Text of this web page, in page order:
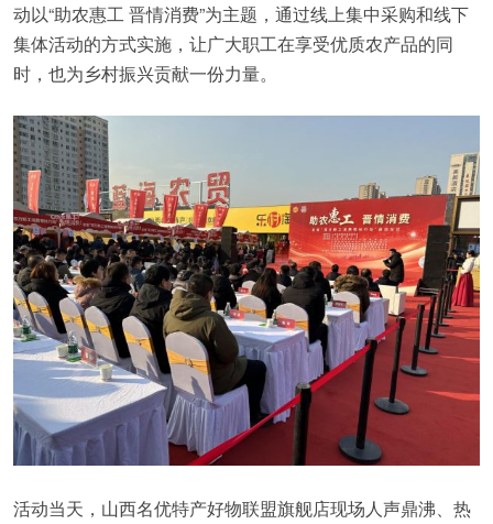
动以“助农惠工 晋情消费”为主题，通过线上集中采购和线下
集体活动的方式实施，让广大职工在享受优质农产品的同
时，也为乡村振兴贡献一份力量。
活动当天，山西名优特产好物联盟旗舰店现场人声鼎沸、热